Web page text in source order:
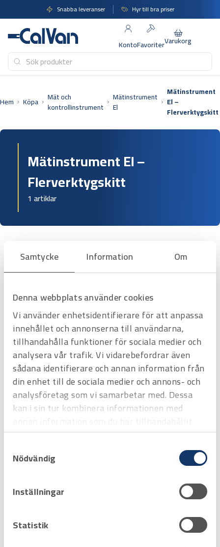
Samtycke Information Om
Denna webbplats använder cookies
Vi använder enhetsidentifierare för att anpassa
innehållet och annonserna till användarna,
tillhandahålla funktioner för sociala medier och
analysera vår trafik. Vi vidarebefordrar även
sådana identifierare och annan information från
din enhet till de sociala medier och annons- och
analysföretag som vi samarbetar med. Dessa
kan i sin tur kombinera informationen med
eller som de har samlat in när du har använt
Nödvändig
Inställningar
Statistik
till
innehåll
Snabba leveranser Hyr till bra priser
KontoFavoriterVarukorg
Hem Köpa
Mät och
kontrollinstrument
Mätinstrument
El
Mätinstrument
El –
Flerverktygskitt
Mätinstrument El –
Flerverktygskitt
1 artiklar
Fluke 117 Fluke 323 - kit
Sida 1 av 1